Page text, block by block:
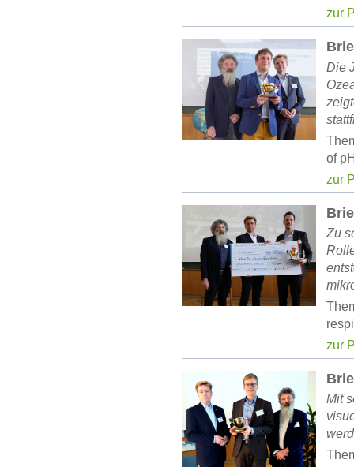
zur
Die
of
zur
Zu
zur
Mit